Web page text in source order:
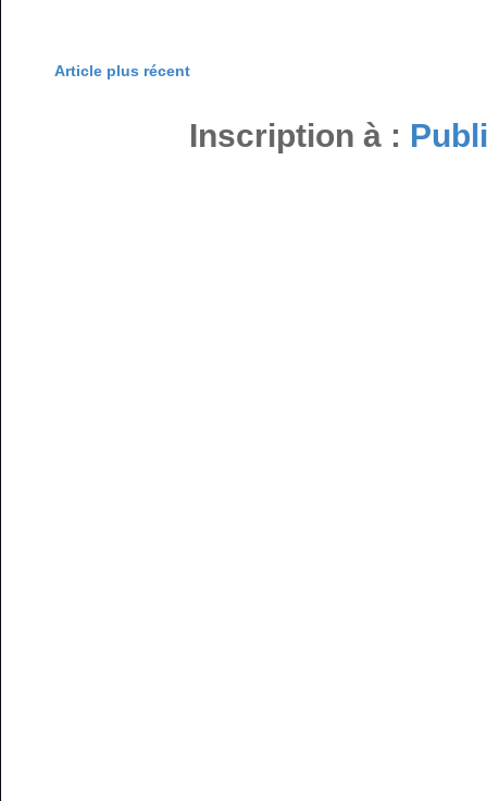
Article plus récent
Inscription à :